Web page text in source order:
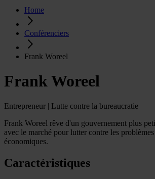
Home
Conférenciers
Frank Woreel
Frank Woreel
Entrepreneur | Lutte contre la bureaucratie
Frank Woreel rêve d'un gouvernement plus
avec le marché pour lutter contre les
économiques.
Caractéristiques